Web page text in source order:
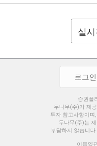
실
로그인
증권플
두나무(주)가 제
투자 참고사항이
두나무(주)는
부담하지 않습니
이용약